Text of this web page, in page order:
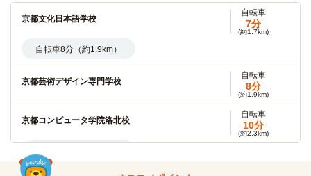
(約2.3km)
自転車約10分（約2,300m）正門
京都大学(吉田キャンパス)
(約3.1km)
自転車14分（約3,200m）
京都情報大学院大学(百万遍キャンパス)
自転車
11分
(約2.6km)
京都精華大学
京都文化日本語学校
自転車
7分
(約1.7km)
自転車8分（約1.9km）
京都芸術デザイン専門学校
自転車
8分
(約1.9km)
京都コンピュータ学院洛北校
自転車
10分
(約2.3km)